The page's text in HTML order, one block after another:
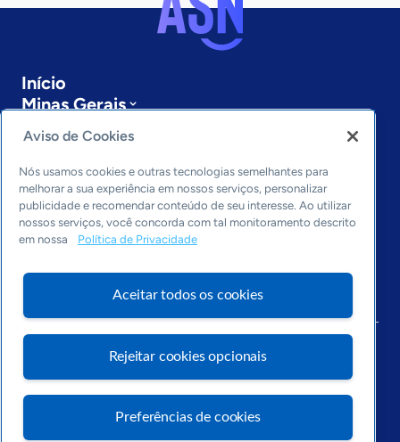
Início
Minas Gerais
Sobre a ASN
Últimas notícias
Entre em contato
Editorias
Economia & Política
Inovação & Tecnologia
Cultura empreendedora
Arquivo
Aviso de Cookies
Nós usamos cookies e outras tecnologias semelhantes para
melhorar a sua experiência em nossos serviços, personalizar
publicidade e recomendar conteúdo de seu interesse. Ao utilizar
nossos serviços, você concorda com tal monitoramento descrito
em nossa
Política de Privacidade
Aceitar todos os cookies
Rejeitar cookies opcionais
Preferências de cookies